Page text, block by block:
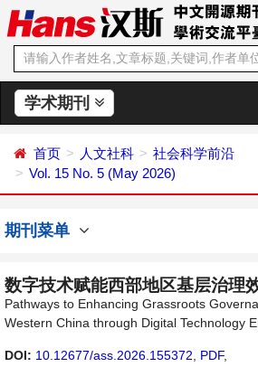
学术期刊
首页 人文社科
社会科学前沿
Vol. 15 No. 5 (May 2026)
期刊菜单
数字技术赋能西部地区基层治理
Pathways to Enhancing Grassroots
Western China through Digital Technology
DOI: 10.12677/ass.2026.155372 PDF,